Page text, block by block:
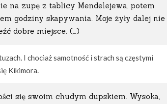
na zupę z tablicy Mendelejewa, potem
godziny skapywania. Moje żyły dalej nie
dobre miejsce. (…)
I chociaż samotność i strach są częstymi
Kikimora.
się swoim chudym dupskiem. Wysoka,